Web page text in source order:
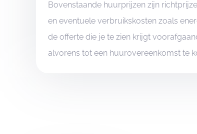
Bovenstaande huurprijzen zijn
en eventuele verbruikskosten zoals
de offerte die je te zien krijgt
alvorens tot een huurovereenkomst te